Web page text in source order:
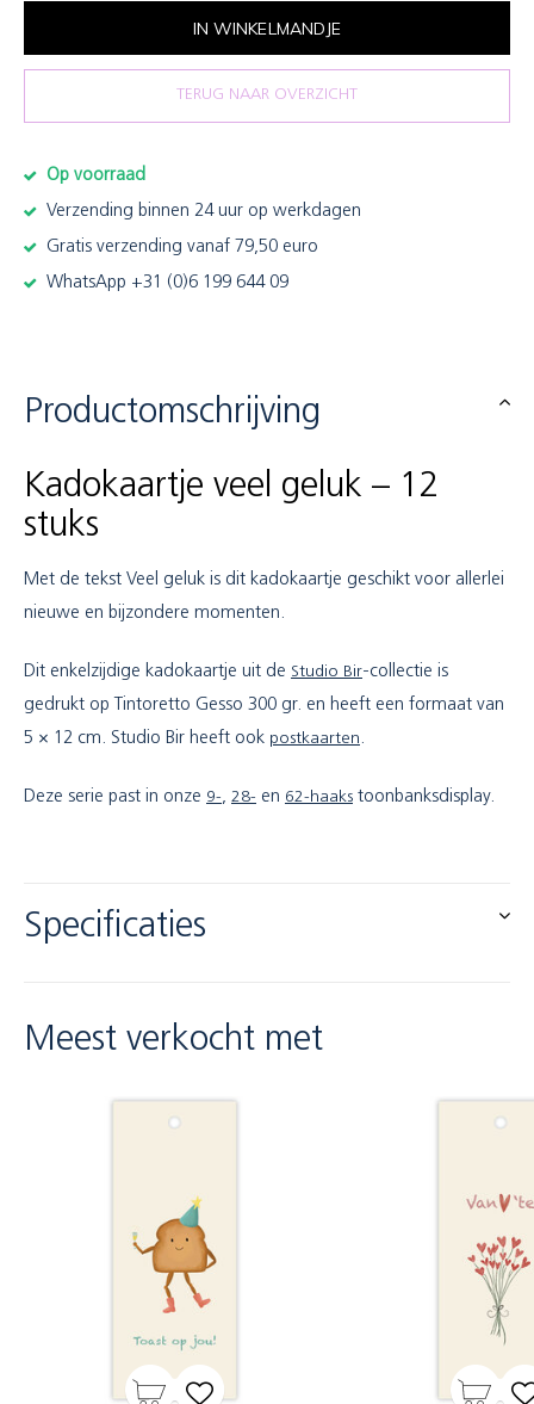
IN WINKELMANDJE
TERUG NAAR OVERZICHT
Op voorraad
Verzending binnen 24 uur op werkdagen
Gratis verzending vanaf 79,50 euro
WhatsApp +31 (0)6 199 644 09
Productomschrijving
Kadokaartje veel geluk – 12
stuks
Met de tekst Veel geluk is dit kadokaartje geschikt voor allerlei
nieuwe en bijzondere momenten.
Dit enkelzijdige kadokaartje uit de Studio Bir-collectie is
gedrukt op Tintoretto Gesso 300 gr. en heeft een formaat van
5 × 12 cm. Studio Bir heeft ook postkaarten .
Deze serie past in onze 9-, 28- en 62-haaks toonbanksdisplay.
Specificaties
Meest verkocht met